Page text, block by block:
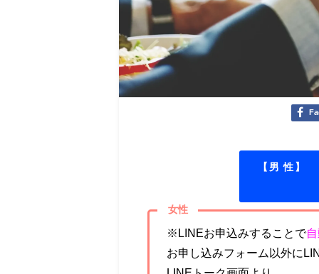
【男 性】
女性
※LINEお申込みすることで
お申し込みフォーム以外に